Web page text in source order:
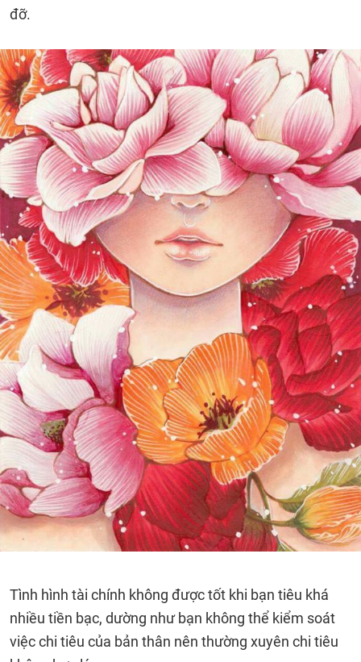
đỡ.
Tình hình tài chính không được tốt khi bạn tiêu khá
nhiều tiền bạc, dường như bạn không thể kiểm soát
việc chi tiêu của bản thân nên thường xuyên chi tiêu